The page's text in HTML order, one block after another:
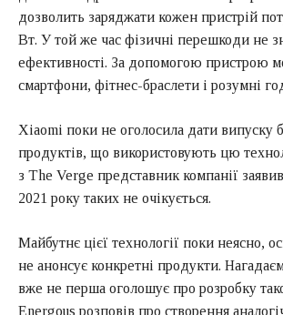
дозволить заряджати кожен пристрій
Вт. У той же час фізичні перешкоди не
ефективності. За допомогою пристрою
смартфони, фітнес-браслети і розумні
Xiaomi поки не оголосила дати випуску
продуктів, що використовують цю
з The Verge представник компанії
2021 року таких не очікується.
Майбутнє цієї технології поки неясно,
не анонсує конкретні продукти.
вже не перша оголошує про розробку
Energous розповів про створення